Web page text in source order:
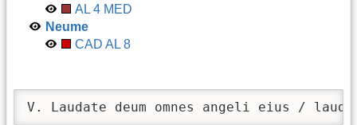
AL 4 MED
Neume
CAD AL 8
V. Laudate deum omnes angeli eius /